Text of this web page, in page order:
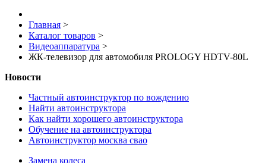
Главная >
Каталог товаров >
Видеоаппаратура >
ЖК-телевизор для автомобиля PROLOGY HDTV-80L
Новости
Частный автоинструктор по вождению
Найти автоинструктора
Как найти хорошего автоинструктора
Обучение на автоинструктора
Автоинструктор москва свао
Замена колеса